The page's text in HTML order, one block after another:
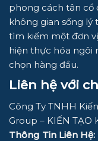
phong cách tân cổ
không gian sống lý
tìm kiếm một đơn
hiện thực hóa ngôi
chọn hàng đầu.
Liên hệ với
Công Ty TNHH
Group – KIẾN TẠO
Thông Tin Liên Hệ: